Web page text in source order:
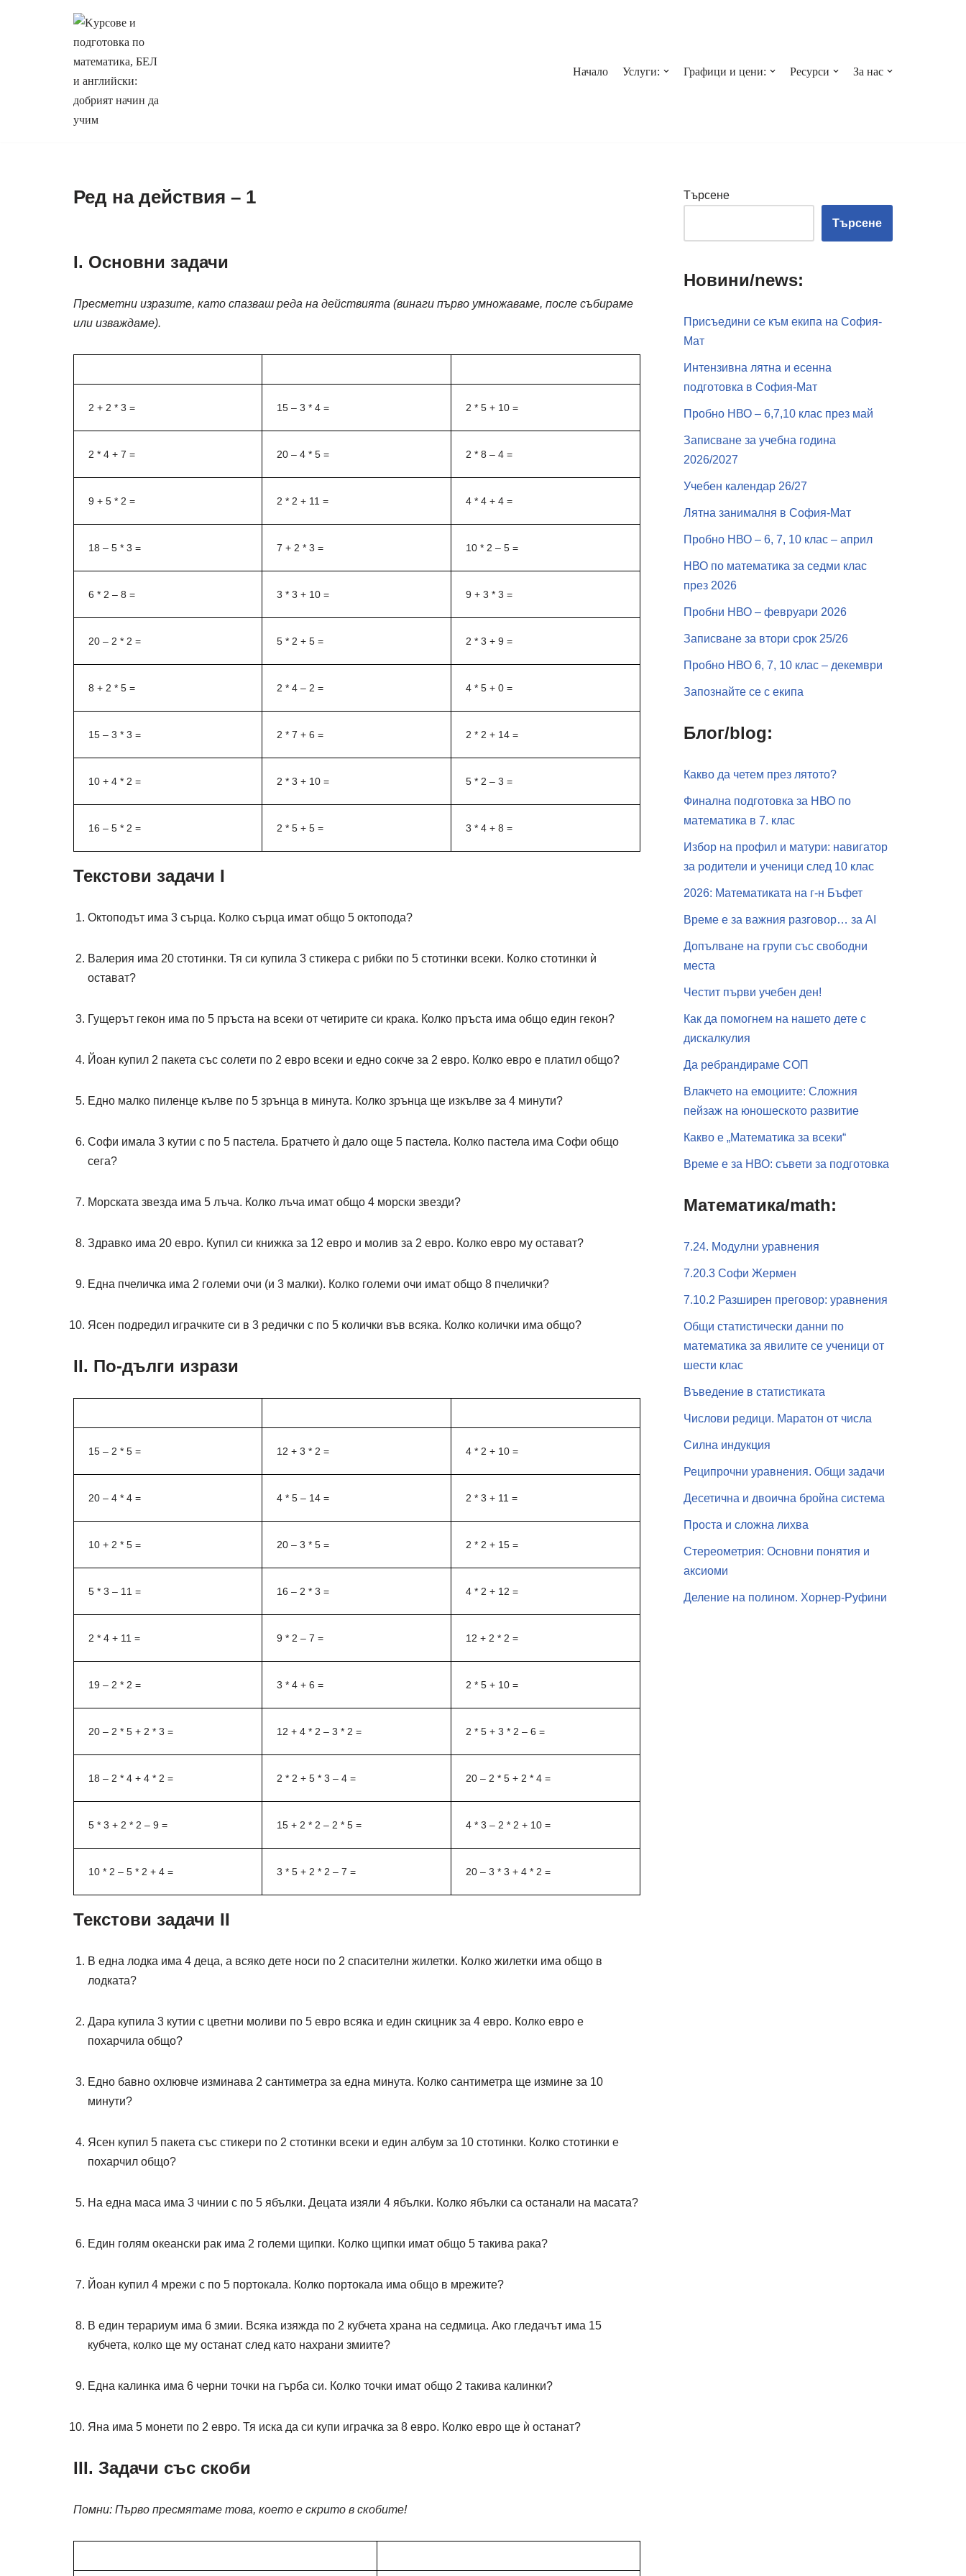
Продължете
съдържанието
Начало Услуги: Графици и цени: Ресурси За нас
Ред на действия – 1
I. Основни задачи
Пресметни изразите, като спазваш реда на действията (винаги първо умножаваме, после събираме
или изваждаме).
2 + 2 * 3 = 15 – 3 * 4 = 2 * 5 + 10 =
2 * 4 + 7 = 20 – 4 * 5 = 2 * 8 – 4 =
9 + 5 * 2 = 2 * 2 + 11 = 4 * 4 + 4 =
18 – 5 * 3 = 7 + 2 * 3 = 10 * 2 – 5 =
6 * 2 – 8 = 3 * 3 + 10 = 9 + 3 * 3 =
20 – 2 * 2 = 5 * 2 + 5 = 2 * 3 + 9 =
8 + 2 * 5 = 2 * 4 – 2 = 4 * 5 + 0 =
15 – 3 * 3 = 2 * 7 + 6 = 2 * 2 + 14 =
10 + 4 * 2 = 2 * 3 + 10 = 5 * 2 – 3 =
16 – 5 * 2 = 2 * 5 + 5 = 3 * 4 + 8 =
Текстови задачи I
Октоподът има 3 сърца. Колко сърца имат общо 5 октопода?
Валерия има 20 стотинки. Тя си купила 3 стикера с рибки по 5 стотинки всеки. Колко стотинки ѝ
остават?
Гущерът гекон има по 5 пръста на всеки от четирите си крака. Колко пръста има общо един гекон?
Йоан купил 2 пакета със солети по 2 евро всеки и едно сокче за 2 евро. Колко евро е платил общо?
Едно малко пиленце кълве по 5 зрънца в минута. Колко зрънца ще изкълве за 4 минути?
Софи имала 3 кутии с по 5 пастела. Братчето ѝ дало още 5 пастела. Колко пастела има Софи общо
сега?
Морската звезда има 5 лъча. Колко лъча имат общо 4 морски звезди?
Здравко има 20 евро. Купил си книжка за 12 евро и молив за 2 евро. Колко евро му остават?
Една пчеличка има 2 големи очи (и 3 малки). Колко големи очи имат общо 8 пчелички?
Ясен подредил играчките си в 3 редички с по 5 колички във всяка. Колко колички има общо?
II. По-дълги изрази
15 – 2 * 5 = 12 + 3 * 2 = 4 * 2 + 10 =
20 – 4 * 4 = 4 * 5 – 14 = 2 * 3 + 11 =
10 + 2 * 5 = 20 – 3 * 5 = 2 * 2 + 15 =
5 * 3 – 11 = 16 – 2 * 3 = 4 * 2 + 12 =
2 * 4 + 11 = 9 * 2 – 7 = 12 + 2 * 2 =
19 – 2 * 2 = 3 * 4 + 6 = 2 * 5 + 10 =
20 – 2 * 5 + 2 * 3 = 12 + 4 * 2 – 3 * 2 = 2 * 5 + 3 * 2 – 6 =
18 – 2 * 4 + 4 * 2 = 2 * 2 + 5 * 3 – 4 = 20 – 2 * 5 + 2 * 4 =
5 * 3 + 2 * 2 – 9 = 15 + 2 * 2 – 2 * 5 = 4 * 3 – 2 * 2 + 10 =
10 * 2 – 5 * 2 + 4 = 3 * 5 + 2 * 2 – 7 = 20 – 3 * 3 + 4 * 2 =
Текстови задачи II
В една лодка има 4 деца, а всяко дете носи по 2 спасителни жилетки. Колко жилетки има общо в
лодката?
Дара купила 3 кутии с цветни моливи по 5 евро всяка и един скицник за 4 евро. Колко евро е
похарчила общо?
Едно бавно охлювче изминава 2 сантиметра за една минута. Колко сантиметра ще измине за 10
минути?
Ясен купил 5 пакета със стикери по 2 стотинки всеки и един албум за 10 стотинки. Колко стотинки е
похарчил общо?
На една маса има 3 чинии с по 5 ябълки. Децата изяли 4 ябълки. Колко ябълки са останали на масата?
Един голям океански рак има 2 големи щипки. Колко щипки имат общо 5 такива рака?
Йоан купил 4 мрежи с по 5 портокала. Колко портокала има общо в мрежите?
В един терариум има 6 змии. Всяка изяжда по 2 кубчета храна на седмица. Ако гледачът има 15
кубчета, колко ще му останат след като нахрани змиите?
Една калинка има 6 черни точки на гърба си. Колко точки имат общо 2 такива калинки?
Яна има 5 монети по 2 евро. Тя иска да си купи играчка за 8 евро. Колко евро ще ѝ останат?
III. Задачи със скоби
Помни: Първо пресмятаме това, което е скрито в скобите!
Търсене
Търсене
Новини/news:
Присъедини се към екипа на София-
Мат
Интензивна лятна и есенна
подготовка в София-Мат
Пробно НВО – 6,7,10 клас през май
Записване за учебна година
2026/2027
Учебен календар 26/27
Лятна занималня в София-Мат
Пробно НВО – 6, 7, 10 клас – април
НВО по математика за седми клас
през 2026
Пробни НВО – февруари 2026
Записване за втори срок 25/26
Пробно НВО 6, 7, 10 клас – декември
Запознайте се с екипа
Блог/blog:
Какво да четем през лятото?
Финална подготовка за НВО по
математика в 7. клас
Избор на профил и матури: навигатор
за родители и ученици след 10 клас
2026: Математиката на г-н Бъфет
Време е за важния разговор… за АI
Допълване на групи със свободни
места
Честит първи учебен ден!
Как да помогнем на нашето дете с
дискалкулия
Да ребрандираме СОП
Влакчето на емоциите: Сложния
пейзаж на юношеското развитие
Какво е „Математика за всеки“
Време е за НВО: съвети за подготовка
Математика/math:
7.24. Модулни уравнения
7.20.3 Софи Жермен
7.10.2 Разширен преговор: уравнения
Общи статистически данни по
математика за явилите се ученици от
шести клас
Въведение в статистиката
Числови редици. Маратон от числа
Силна индукция
Реципрочни уравнения. Общи задачи
Десетична и двоична бройна система
Проста и сложна лихва
Стереометрия: Основни понятия и
аксиоми
Деление на полином. Хорнер-Руфини